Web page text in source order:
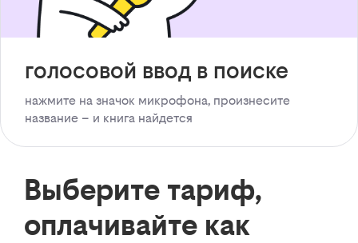
голосовой ввод в поиске
нажмите на значок микрофона, произнесите
название – и книга найдется
Выберите тариф,
оплачивайте как